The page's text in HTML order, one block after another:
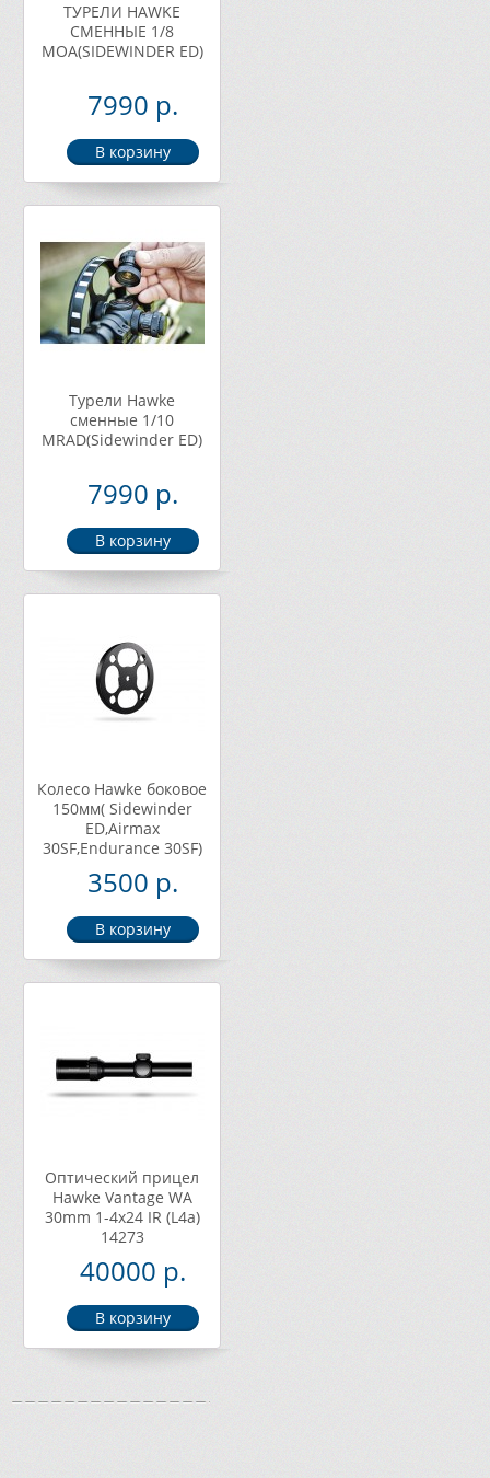
ТУРЕЛИ HAWKE
СМЕННЫЕ 1/8
МОА(SIDEWINDER ED)
7990 р.
Турели Hawke
сменные 1/10
МRAD(Sidewinder ED)
7990 р.
Колесо Hawke боковое
150мм( Sidewinder
ED,Airmax
30SF,Endurance 30SF)
3500 р.
Оптический прицел
Hawke Vantage WA
30mm 1-4х24 IR (L4a)
14273
40000 р.